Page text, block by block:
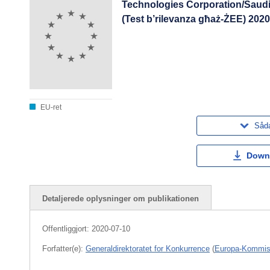
EU-ret
Technologies Corporation/
(Test b’rilevanza għaż-ŻEE)
Detaljerede oplysninger om publikationen
Offentliggjort: 2020-07-10
Forfatter(e): Generaldirektoratet for Konkurrence (Europa-